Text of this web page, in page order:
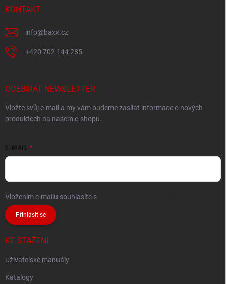
KONTAKT
info@baxx.cz
+420 702 144 285
ODEBÍRAT NEWSLETTER
Vložte svůj e-mail a my vám budeme zasílat informace o nových
produktech na našem e-shopu.
E-MAIL
Vložením e-mailu souhlasíte s
Přihlásit se
KE STAŽENÍ
Uživatelské manuály
Katalogy